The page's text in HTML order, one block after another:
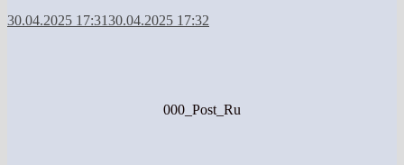
30.04.2025 17:3130.04.2025 17:32
000_Post_Ru